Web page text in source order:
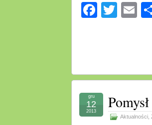
Aktualności
gru
12
2013